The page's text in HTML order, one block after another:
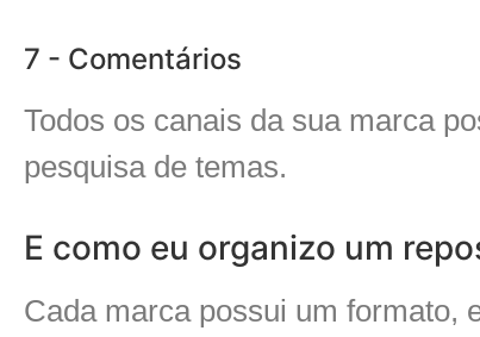
7 - Comentários
Todos os canais da sua marca
pesquisa de temas.
E como eu organizo um
Cada marca possui um formato,